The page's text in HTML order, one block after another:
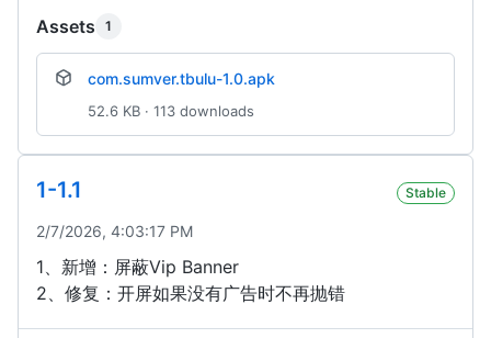
Assets 1
com.sumver.tbulu-1.0.apk
52.6 KB · 113 downloads
1-1.1 Stable
2/7/2026, 4:03:17 PM
1、新增：屏蔽Vip Banner
2、修复：开屏如果没有广告时不再抛错